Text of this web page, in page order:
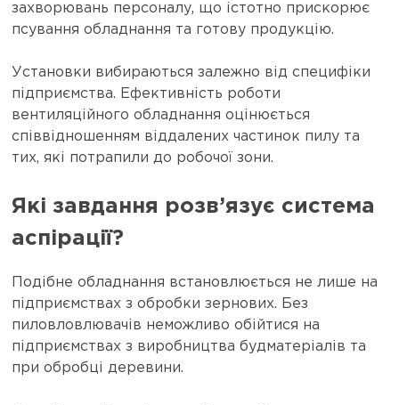
захворювань персоналу, що істотно прискорює
псування обладнання та готову продукцію.
Установки вибираються залежно від специфіки
підприємства. Ефективність роботи
вентиляційного обладнання оцінюється
співвідношенням віддалених частинок пилу та
тих, які потрапили до робочої зони.
Які завдання розв’язує система
аспірації?
Подібне обладнання встановлюється не лише на
підприємствах з обробки зернових. Без
пиловловлювачів неможливо обійтися на
підприємствах з виробництва будматеріалів та
при обробці деревини.